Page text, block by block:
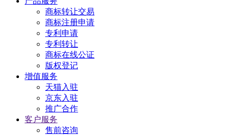
商标转让交易
商标注册申请
专利申请
专利转让
商标在线公证
版权登记
增值服务
天猫入驻
京东入驻
推广合作
客户服务
售前咨询